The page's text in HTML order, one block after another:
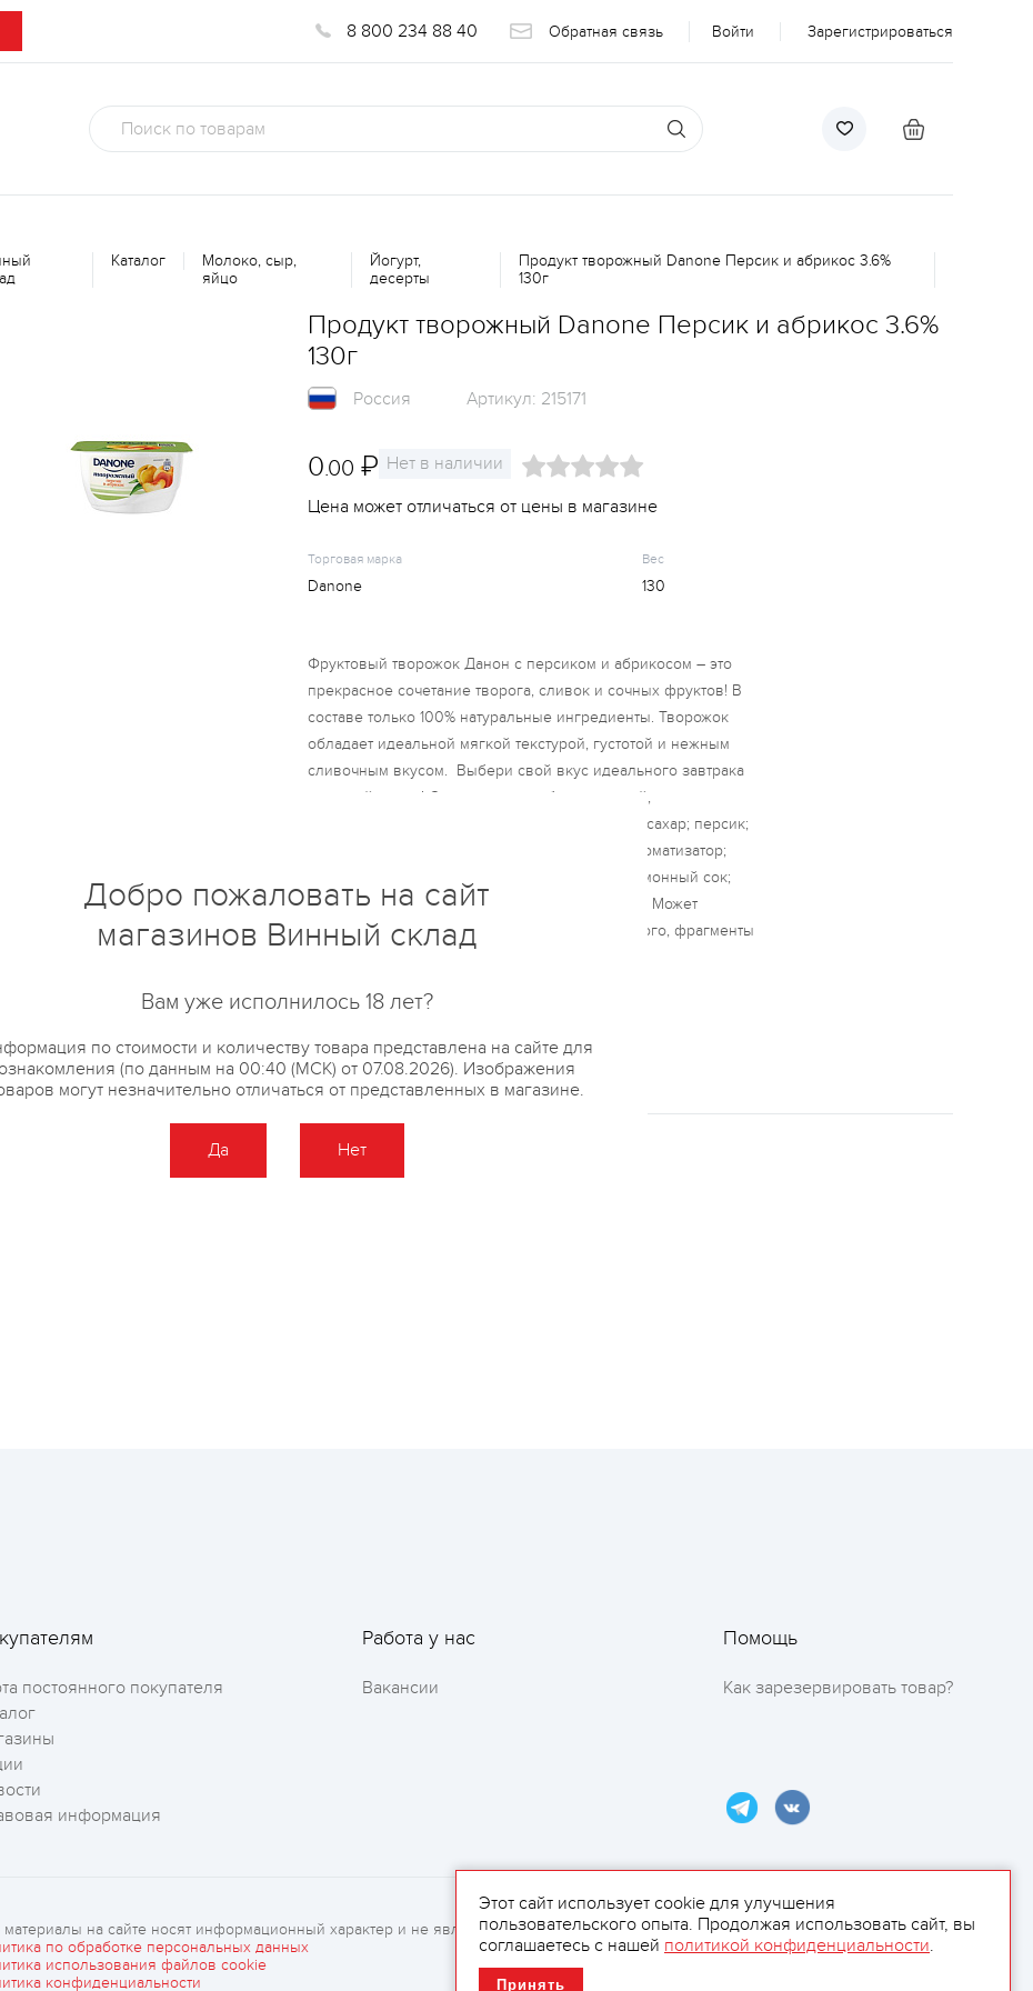
8 800 234 88 40 Обратная связь Войти Зарегистрироваться
Каталог
Молоко, сыр,
яйцо
Йогурт,
десерты
Продукт творожный Danone Персик и абрикос 3.6%
130г
Продукт творожный Danone Персик и абрикос 3.6%
130г
Россия Артикул: 215171
0.00 ₽ Нет в наличии
Цена может отличаться от цены в магазине
Торговая марка
Danone
Вес
130
Фруктовый творожок Данон с персиком и абрикосом – это
прекрасное сочетание творога, сливок и сочных фруктов! В
составе только 100% натуральные ингредиенты. Творожок
обладает идеальной мягкой текстурой, густотой и нежным
сливочным вкусом. Выбери свой вкус идеального завтрака
для всей семьи! Состав: творог обезжиренный,
нормализованные сливки, наполнитель (вода; сахар; персик;
абрикос; кукурузный крахмал; натуральный ароматизатор;
загуститель - пектины; концентрированный лимонный сок;
красители - экстракт паприки, куркумин), сахар. Может
содержать следы глютена, орехов, яйца куриного, фрагменты
Где купить? Описание Отзывы
постоянного покупателя
информация
Работа у нас
Вакансии
Помощь
Как зарезервировать товар?
материалы на сайте носят информационный характер и не являются рекламой.
по обработке персональных данных
использования файлов cookie
конфиденциальности
Этот сайт использует cookie для улучшения
пользовательского опыта. Продолжая использовать сайт, вы
соглашаетесь с нашей политикой конфиденциальности.
Принять
Добро пожаловать на сайт
магазинов Винный склад
Вам уже исполнилось 18 лет?
по стоимости и количеству товара представлена на сайте для
ознакомления (по данным на 00:40 (МСК) от 07.08.2026). Изображения
могут незначительно отличаться от представленных в магазине.
Да Нет